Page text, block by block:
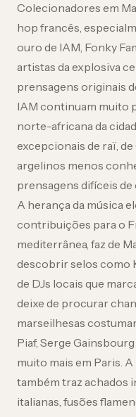
Colecionadores em
hop francês,
ouro de IAM, Fonky
artistas da explosiva
prensagens originais
IAM continuam muito
norte-africana da
excepcionais de raï,
argelinos menos
prensagens difíceis
A herança da música
contribuições para o
mediterrânea, faz de
descobrir selos como
de DJs locais que
deixe de procurar
marseilhesas
Piaf, Serge
muito mais em Paris.
também traz achados
italianas, fusões